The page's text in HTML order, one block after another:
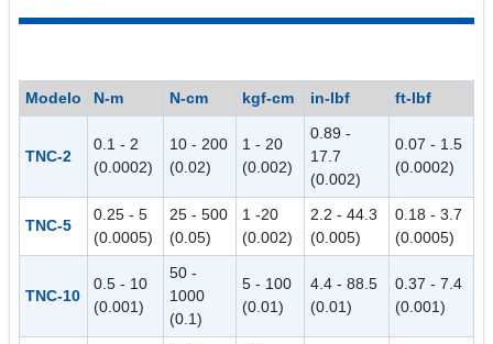
Modelo N-m N-cm kgf-cm in-lbf ft-lbf
TNC-2
0.1 - 2
(0.0002)
10 - 200
(0.02)
1 - 20
(0.002)
0.89 -
17.7
(0.002)
0.07 - 1.5
(0.0002)
TNC-5
0.25 - 5
(0.0005)
25 - 500
(0.05)
1 -20
(0.002)
2.2 - 44.3
(0.005)
0.18 - 3.7
(0.0005)
TNC-10
0.5 - 10
(0.001)
50 -
1000
(0.1)
5 - 100
(0.01)
4.4 - 88.5
(0.01)
0.37 - 7.4
(0.001)